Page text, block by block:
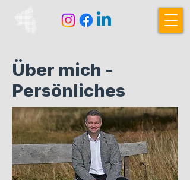
Über mich -
Persönliches